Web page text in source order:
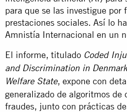
para que se las investigue por
prestaciones sociales. Así lo
Amnistía Internacional en un
El informe, titulado Coded
and Discrimination in
Welfare State, expone con
generalizado de algoritmos de
fraudes, junto con prácticas